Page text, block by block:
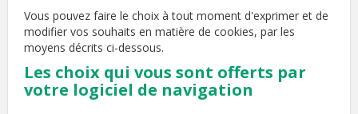
Vous pouvez faire le choix à tout moment d'exprimer et de
modifier vos souhaits en matière de cookies, par les
moyens décrits ci-dessous.
Les choix qui vous sont offerts par
votre logiciel de navigation